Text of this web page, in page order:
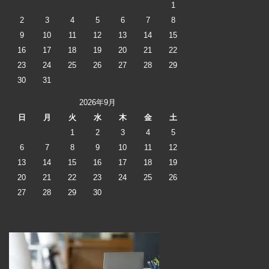
1
2
3 4 5 6 7
8
9
10 11 12 13 14
15
16
17 18 19 20 21
22
23
24 25 26 27 28
29
30
31
2026年9月
日
月 火 水 木 金
土
1
2 3 4
5
6
7 8 9 10 11
12
13
14 15 16 17 18
19
20
21 22 23 24 25
26
27
28 29 30